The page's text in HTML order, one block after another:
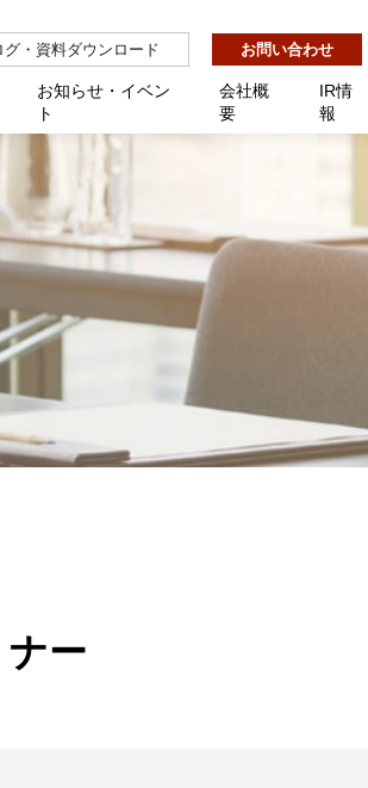
グ・資料ダウンロード お問い合わせ
援 Net.Pro
行 Net.Assist
守 Net.Cover
理 Net.AMF
リューション Allied SecureWAN
向け
・教育委員会向け
け
向け
け
ーション連携 AMF-SEC
ンバックアップ
型インシデントレスポンス訓練基盤 NetQuest
るご質問 / お困りのときに
生時に必要な情報
イトサービス契約中のお客様へ
お知らせ・イベン
ト
ー 展示会・学会
会社概
要
会社一覧
テークホルダー方針
IR情
報
ー